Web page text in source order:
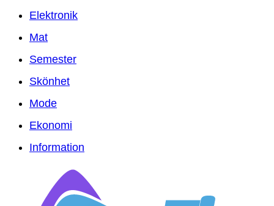
Elektronik
Mat
Semester
Skönhet
Mode
Ekonomi
Information